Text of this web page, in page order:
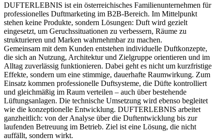
DUFTERLEBNIS ist ein österreichisches Familienunternehmen für
professionelles Duftmarketing im B2B-Bereich. Im Mittelpunkt
stehen keine Produkte, sondern Lösungen: Duft wird gezielt
eingesetzt, um Geruchssituationen zu verbessern, Räume zu
strukturieren und Marken wahrnehmbar zu machen.
Gemeinsam mit dem Kunden entstehen individuelle Duftkonzepte,
die sich an Nutzung, Architektur und Zielgruppe orientieren und im
Alltag zuverlässig funktionieren. Dabei geht es nicht um kurzfristige
Effekte, sondern um eine stimmige, dauerhafte Raumwirkung. Zum
Einsatz kommen professionelle Duftsysteme, die Düfte kontrolliert
und gleichmäßig im Raum verteilen – auch über bestehende
Lüftungsanlagen. Die technische Umsetzung wird ebenso begleitet
wie die konzeptionelle Entwicklung. DUFTERLEBNIS arbeitet
ganzheitlich: von der Analyse über die Duftentwicklung bis zur
laufenden Betreuung im Betrieb. Ziel ist eine Lösung, die nicht
auffällt, sondern wirkt.